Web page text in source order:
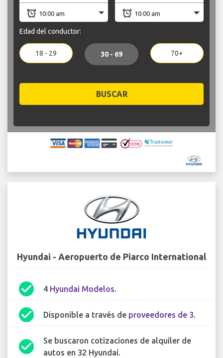
Edad del conductor:
18 - 29 30 - 69 70+
BUSCAR
Hyundai - Aeropuerto de Piarco International
check_circle 4 Hyundai Modelos.
check_circle Disponible a través de proveedores de 3.
check_circle
Se buscaron cotizaciones de alquiler de
autos en 32 Hyundai.